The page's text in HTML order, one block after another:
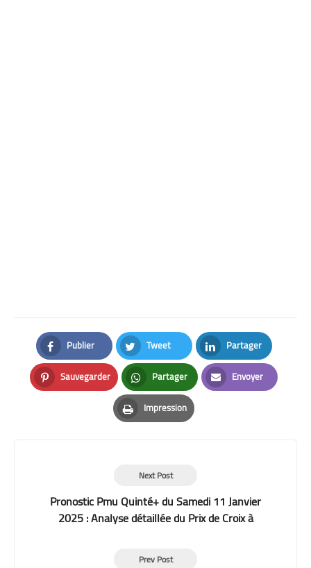
Publier
Facebook
Tweet
Twitter
Partager
LinkedIn
Sauvegarder
Pinterest
Partager
Whatsapp
Envoyer
Email
Impression
Print
Next Post
Pronostic Pmu Quinté+ du Samedi 11 Janvier
2025 : Analyse détaillée du Prix de Croix à
Prev Post